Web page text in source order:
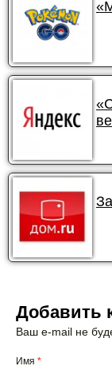
Добавить
Ваш e-mail не
Имя *